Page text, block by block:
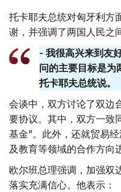
托卡耶夫总统对匈牙利方
谢，并强调了两国人民之
- 我很高兴来到友
问的主要目标是为
托卡耶夫总统说。
会谈中，双方讨论了双边
要协议。其中，双方一致
基金”。此外，还就贸易
及教育等领域的合作方向
欧尔班总理强调，加强双
落实充满信心。他表示：